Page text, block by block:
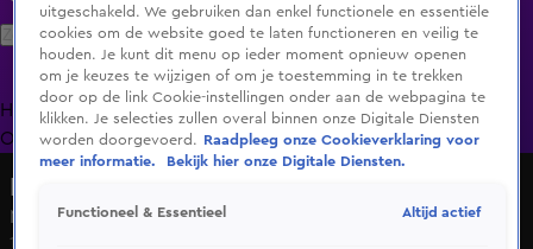
Zoeken
HomeUitzending Gemist Programma's De Bondgenoten
OranjezomerLivestreamsShop
Negen woningen ontruimd door brand Den Haag
18 mei 2025, 07:49
uitgeschakeld. We gebruiken dan enkel functionele en essentiële
cookies om de website goed te laten functioneren en veilig te
houden. Je kunt dit menu op ieder moment opnieuw openen
om je keuzes te wijzigen of om je toestemming in te trekken
door op de link Cookie-instellingen onder aan de webpagina te
klikken. Je selecties zullen overal binnen onze Digitale Diensten
worden doorgevoerd.
Raadpleeg onze Cookieverklaring voor
meer informatie.
Bekijk hier onze Digitale Diensten.
Functioneel & Essentieel Altijd actief